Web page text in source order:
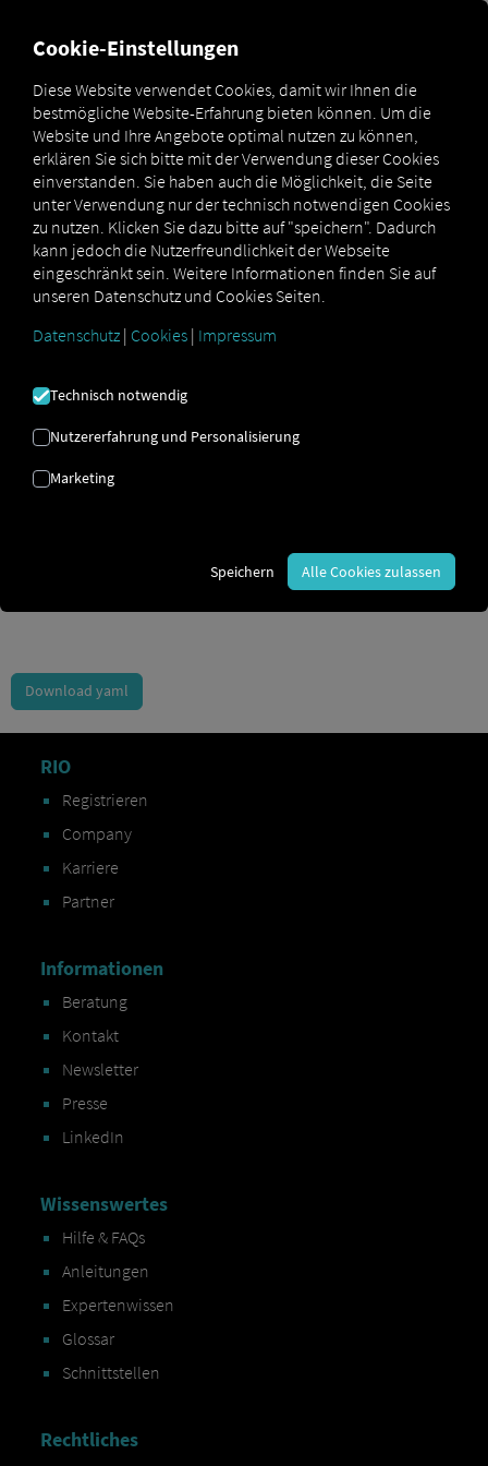
OPEN API SPECIFICATION
Driver Data
Driving- and Resting times Data
Finished Vehicle Logistics Data
Maintenance Data(deprecated)
MAN Data Package TiGR Data
Telematics Data
Order Communication Data
Vehicle Diagnostics Data
Download yaml
RIO
Registrieren
Company
Karriere
Partner
Informationen
Beratung
Kontakt
Newsletter
Presse
LinkedIn
Wissenswertes
Hilfe & FAQs
Anleitungen
Expertenwissen
Glossar
Schnittstellen
Rechtliches
Cookie-Einstellungen
Diese Website verwendet Cookies, damit wir Ihnen die
bestmögliche Website-Erfahrung bieten können. Um die
Website und Ihre Angebote optimal nutzen zu können,
erklären Sie sich bitte mit der Verwendung dieser Cookies
einverstanden. Sie haben auch die Möglichkeit, die Seite
unter Verwendung nur der technisch notwendigen Cookies
zu nutzen. Klicken Sie dazu bitte auf "speichern". Dadurch
kann jedoch die Nutzerfreundlichkeit der Webseite
eingeschränkt sein. Weitere Informationen finden Sie auf
unseren Datenschutz und Cookies Seiten.
Datenschutz | Cookies | Impressum
Technisch notwendig
Nutzererfahrung und Personalisierung
Marketing
Speichern Alle Cookies zulassen